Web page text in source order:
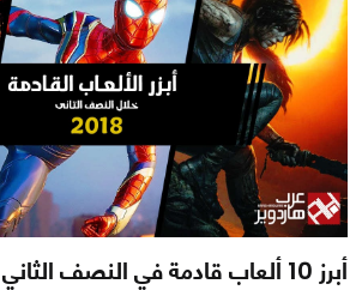
أبرز 10 ألعاب قادمة في النصف الثاني من عام 2018